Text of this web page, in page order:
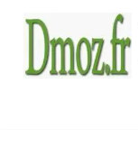
au